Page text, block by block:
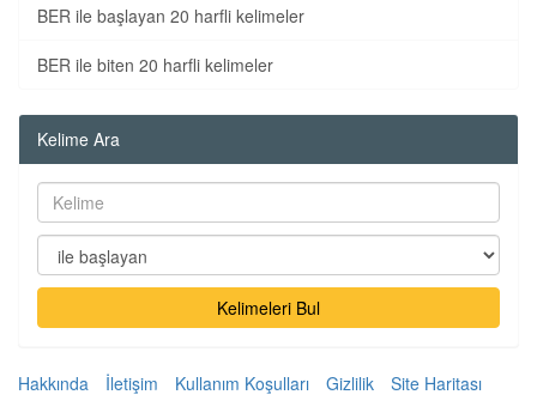
BER ile başlayan 20 harfli kelimeler
BER ile biten 20 harfli kelimeler
Kelime Ara
Kelimeleri Bul
Hakkında İletişim Kullanım Koşulları Gizlilik Site Haritası